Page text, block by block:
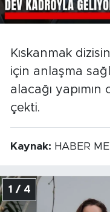
Kıskanmak
için anlaşma
alacağı
çekti.
Kaynak: HABER
1 / 4